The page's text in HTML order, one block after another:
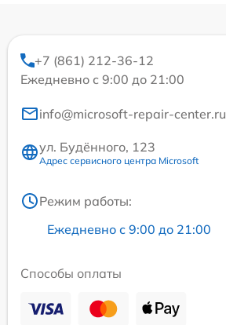
+7 (861) 212-36-12
Ежедневно с 9:00 до 21:00
info@microsoft-repair-center.ru
ул. Будённого, 123
Адрес сервисного центра Microsoft
Режим работы:
Ежедневно с 9:00 до 21:00
Способы оплаты